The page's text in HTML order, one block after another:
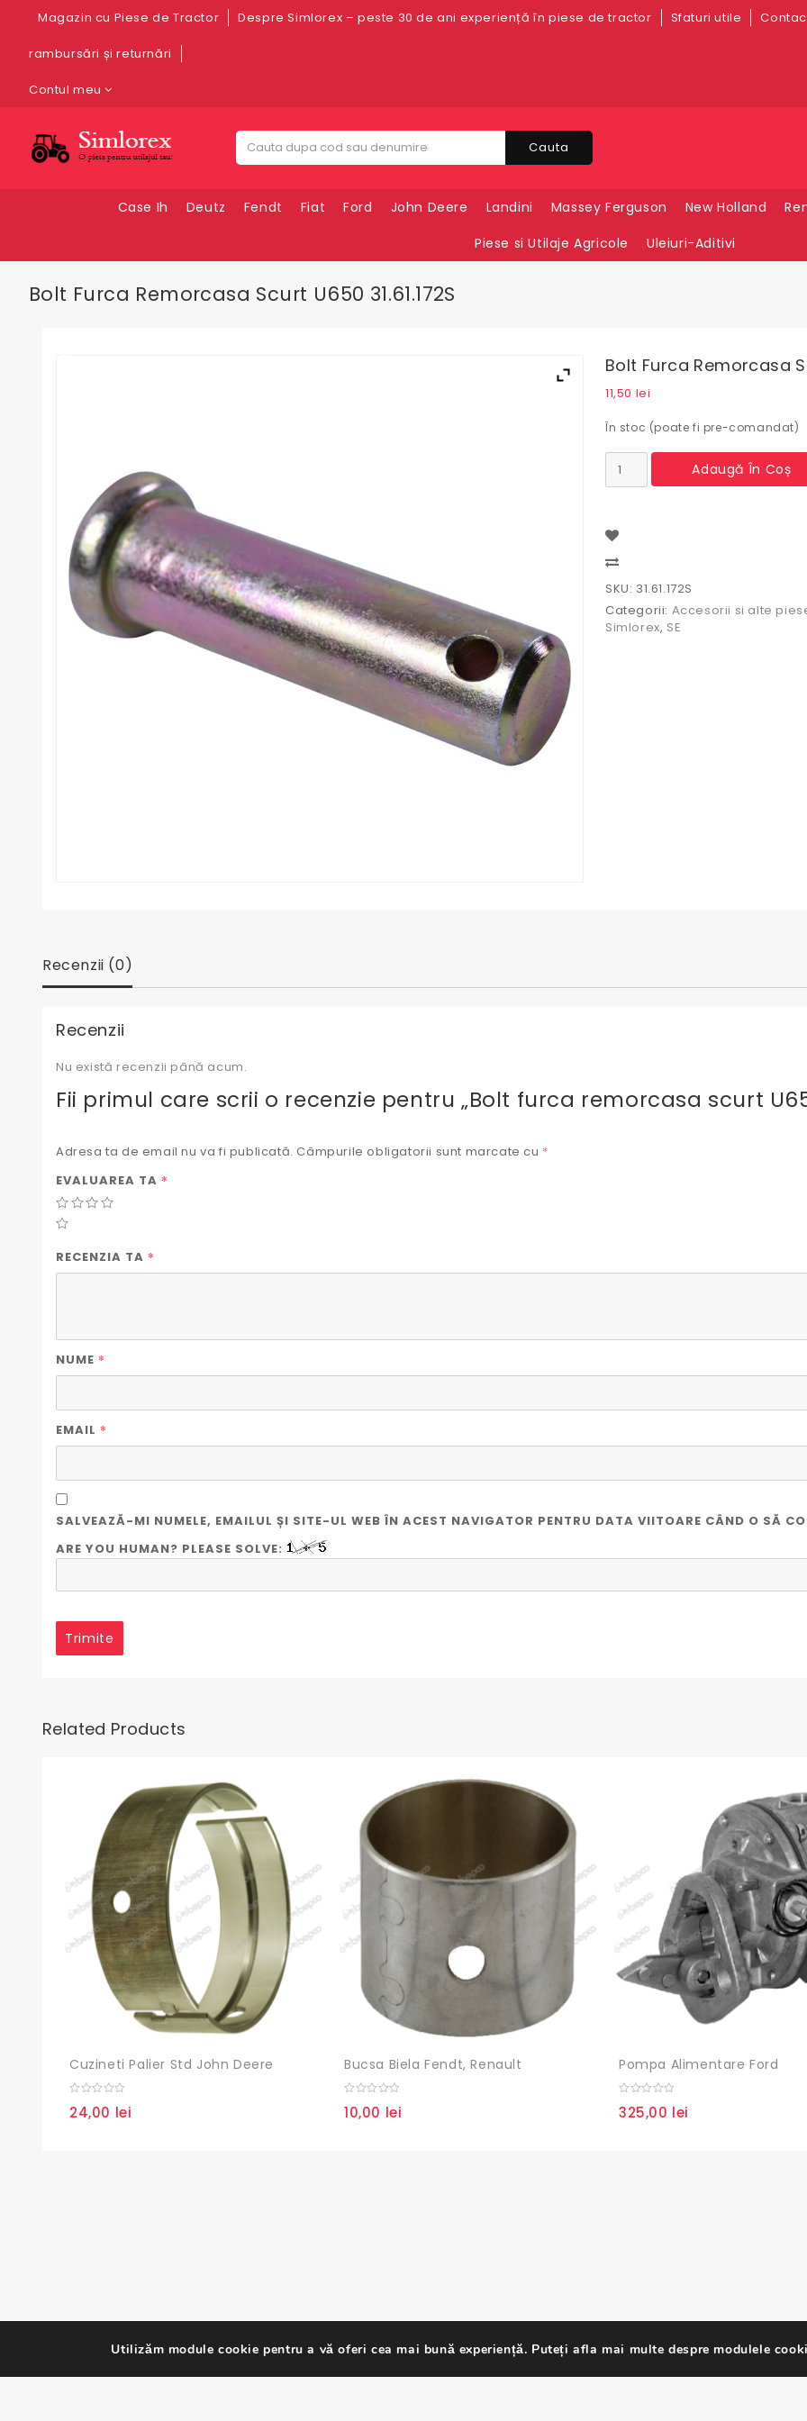
Magazin cu Piese de Tractor Despre Simlorex – peste 30 de ani experiență în piese de tractor Sfaturi utile
rambursări și returnări
Contul meu
Cauta
Case Ih Deutz Fendt Fiat Ford John Deere Landini Massey Ferguson New Holland
Piese si Utilaje Agricole
Uleiuri-Aditivi
Bolt Furca Remorcasa Scurt U650 31.61.172S
Bolt Furca Remorcasa
11,50 lei
În stoc (poate fi pre-comandat)
Cantitate
Bolt
scurt
U650
31.61.172S
Adaugă În Coș
SKU: 31.61.172S
Categorii: Accesorii si alte
Simlorex, SE
Recenzii (0)
Recenzii
Nu există recenzii până acum.
Fii primul care scrii o recenzie pentru „Bolt furca remorcasa scurt U650
Adresa ta de email nu va fi publicată. Câmpurile obligatorii sunt marcate cu *
EVALUAREA TA *
RECENZIA TA *
NUME *
EMAIL *
SALVEAZĂ-MI NUMELE, EMAILUL ȘI SITE-UL WEB ÎN ACEST NAVIGATOR PENTRU DATA VIITOARE CÂND O SĂ
ARE YOU HUMAN? PLEASE SOLVE:
Related Products
Cuzineti Palier Std John Deere
out
24,00 lei
Bucsa Biela Fendt, Renault
out
10,00 lei
Pompa Alimentare Ford
out
325,00 lei
Utilizăm module cookie pentru a vă oferi cea mai bună experiență. Puteți afla mai multe despre modulele